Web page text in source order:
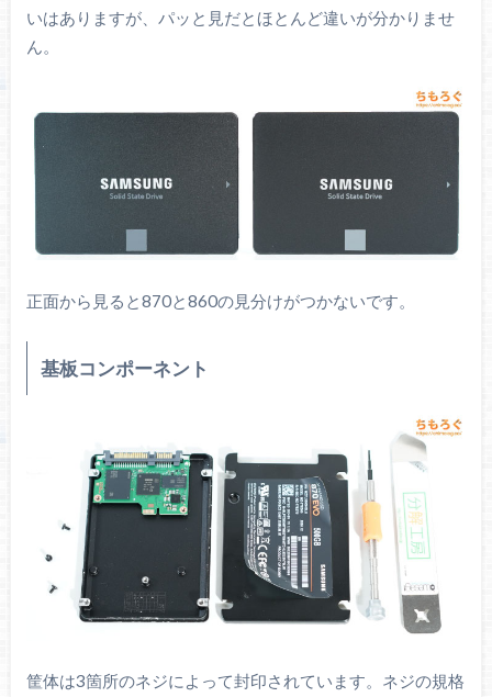
いはありますが、パッと見だとほとんど違いが分かりませ
ん。
正面から見ると870と860の見分けがつかないです。
基板コンポーネント
筐体は3箇所のネジによって封印されています。ネジの規格